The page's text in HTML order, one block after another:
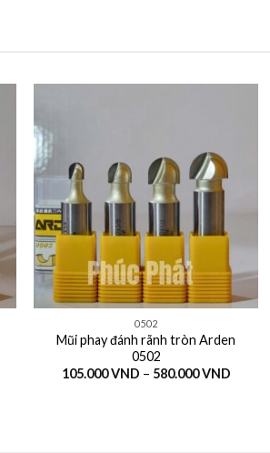
+
0502
Mũi phay đánh rãnh tròn Arden
0502
105.000VND – 580.000VNDKhoảng